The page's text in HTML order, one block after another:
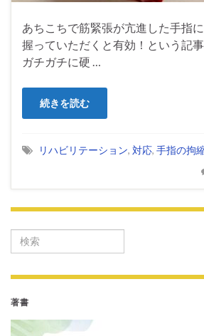
あちこちで筋緊張が亢進した手指
握っていただくと有効！という記事
ガチガチに硬 …
続きを読む
リハビリテーション, 対応, 手指の拘
Search for:
著書